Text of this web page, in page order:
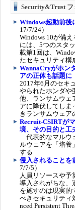
Security&Trust
Windows起動前後
17/7/24）
Windows 10が備
には、5つのスタ
載第1回は、
たセキュリティ構
WannaCryがホン
アの正体も話題に
2017年6月のセキ
やられたホンダや
他、ランサムウェ
アに降伏してしま
きランサムウェア
Recruit-CSIRTが
境、その目的と工
代表的なマルウ
ルウェアを「培養
する
侵入されること
7/7/5）
人員リソースや
導入されがちな、
を施すのは現実的
べきセキュリティ
nced Persistent